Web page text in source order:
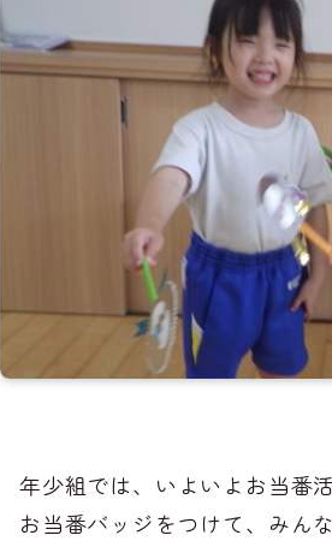
年少組では、いよいよお当番
お当番バッジをつけて、みん